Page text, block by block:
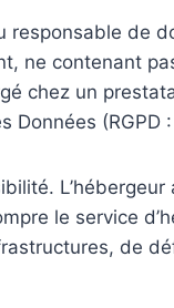
de
ne contenant
chez un
Données (RGPD
le service
de